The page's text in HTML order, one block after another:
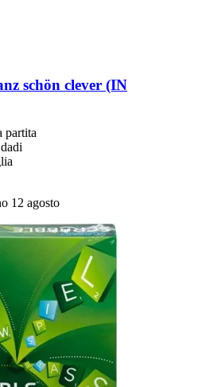
schön clever (IN
partita
12 agosto